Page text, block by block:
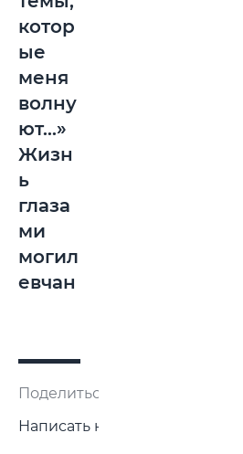
котор
ые
меня
волну
ют…»
Жизн
ь
глаза
ми
могил
евчан
Поделиться:
Написать нам